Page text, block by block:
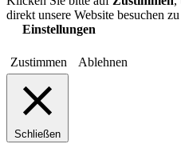
direkt unsere Website besuchen
Einstellungen
Zustimmen Ablehnen
Schließen